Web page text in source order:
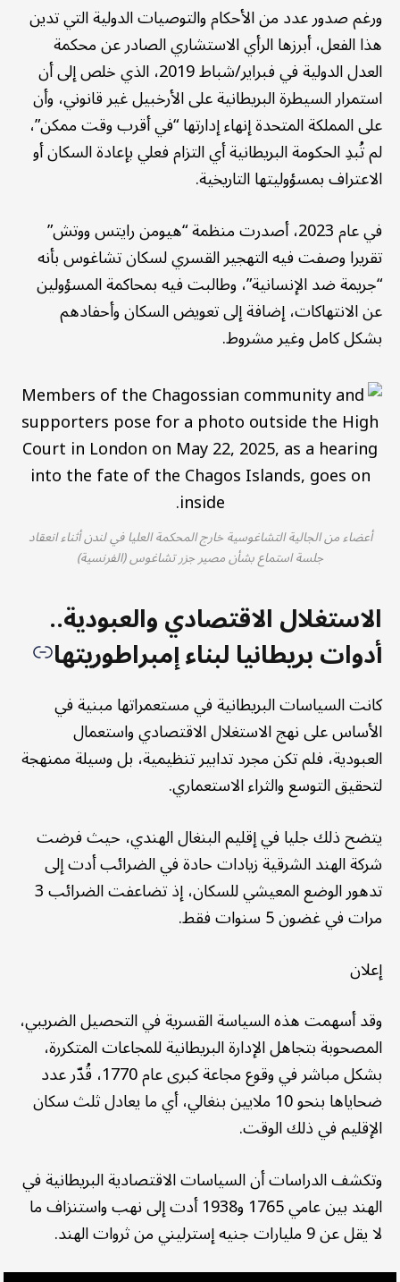
ورغم صدور عدد من الأحكام والتوصيات الدولية التي تدين
هذا الفعل، أبرزها الرأي الاستشاري الصادر عن محكمة
العدل الدولية في فبراير/شباط 2019، الذي خلص إلى أن
استمرار السيطرة البريطانية على الأرخبيل غير قانوني، وأن
على المملكة المتحدة إنهاء إدارتها “في أقرب وقت ممكن”،
لم تُبدِ الحكومة البريطانية أي التزام فعلي بإعادة السكان أو
الاعتراف بمسؤوليتها التاريخية.
في عام 2023، أصدرت منظمة “هيومن رايتس ووتش”
تقريرا وصفت فيه التهجير القسري لسكان تشاغوس بأنه
“جريمة ضد الإنسانية”، وطالبت فيه بمحاكمة المسؤولين
عن الانتهاكات، إضافة إلى تعويض السكان وأحفادهم
بشكل كامل وغير مشروط.
أعضاء من الجالية التشاغوسية خارج المحكمة العليا في لندن أثناء انعقاد
جلسة استماع بشأن مصير جزر تشاغوس (الفرنسية)
الاستغلال الاقتصادي والعبودية..
أدوات بريطانيا لبناء إمبراطوريتها
كانت السياسات البريطانية في مستعمراتها مبنية في
الأساس على نهج الاستغلال الاقتصادي واستعمال
العبودية، فلم تكن مجرد تدابير تنظيمية، بل وسيلة ممنهجة
لتحقيق التوسع والثراء الاستعماري.
يتضح ذلك جليا في إقليم البنغال الهندي، حيث فرضت
شركة الهند الشرقية زيادات حادة في الضرائب أدت إلى
تدهور الوضع المعيشي للسكان، إذ تضاعفت الضرائب 3
مرات في غضون 5 سنوات فقط.
إعلان
وقد أسهمت هذه السياسة القسرية في التحصيل الضريبي،
المصحوبة بتجاهل الإدارة البريطانية للمجاعات المتكررة،
بشكل مباشر في وقوع مجاعة كبرى عام 1770، قُدّر عدد
ضحاياها بنحو 10 ملايين بنغالي، أي ما يعادل ثلث سكان
الإقليم في ذلك الوقت.
وتكشف الدراسات أن السياسات الاقتصادية البريطانية في
الهند بين عامي 1765 و1938 أدت إلى نهب واستنزاف ما
لا يقل عن 9 مليارات جنيه إسترليني من ثروات الهند.